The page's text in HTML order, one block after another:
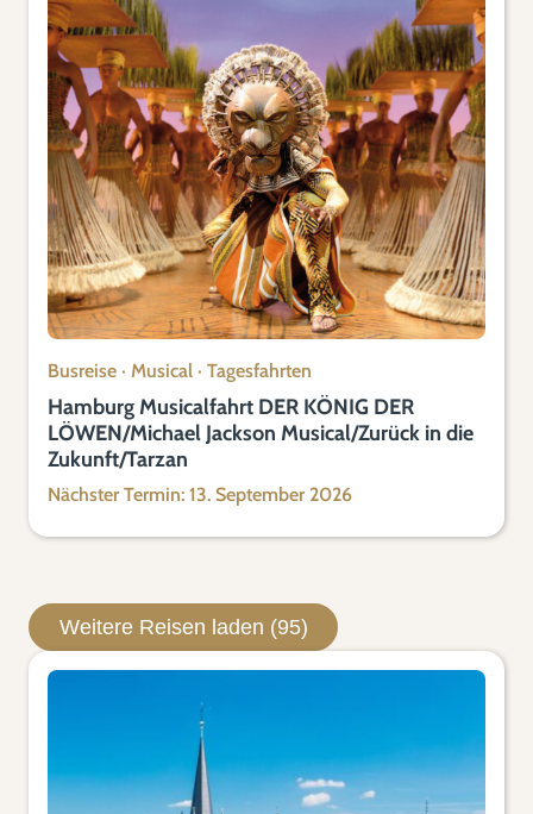
Busreise · Musical · Tagesfahrten
Hamburg Musicalfahrt DER KÖNIG DER
LÖWEN/Michael Jackson Musical/Zurück in die
Zukunft/Tarzan
Nächster Termin: 13. September 2026
Weitere Reisen laden (95)